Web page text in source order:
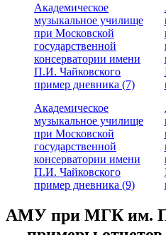
Академическое
музыкальное училище
при Московской
государственной
консерватории имени
П.И. Чайковского
пример дневника (7)
Академическое
музыкальное училище
при Московской
государственной
консерватории имени
П.И. Чайковского
пример дневника (9)
АМУ при МГК им.